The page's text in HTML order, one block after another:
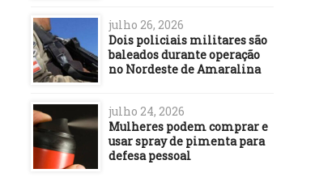
julho 26, 2026
Dois policiais militares são
baleados durante operação
no Nordeste de Amaralina
julho 24, 2026
Mulheres podem comprar e
usar spray de pimenta para
defesa pessoal